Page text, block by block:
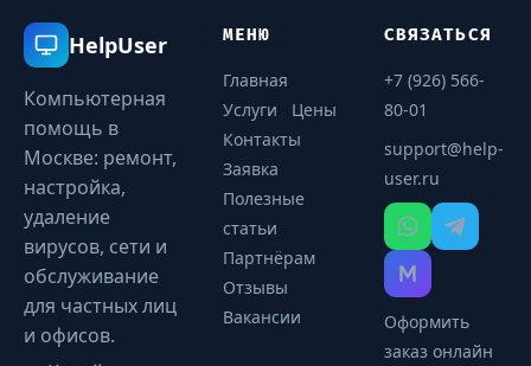
HelpUser
Компьютерная
помощь в
Москве: ремонт,
настройка,
удаление
вирусов, сети и
обслуживание
для частных лиц
и офисов.
МЕНЮ
Главная
Услуги
Цены
Контакты
Заявка
Полезные
статьи
Партнёрам
Отзывы
Вакансии
СВЯЗАТЬСЯ
+7 (926) 566-
80-01
support@help-
user.ru
Оформить
заказ онлайн